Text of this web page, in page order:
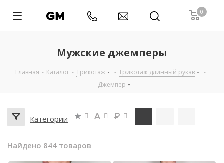
0
Мужские джемперы
Главная - Каталог - Трикотаж - Трикотаж длинный рукав
-
Джемпер
Категории
Найдено 844 товаров